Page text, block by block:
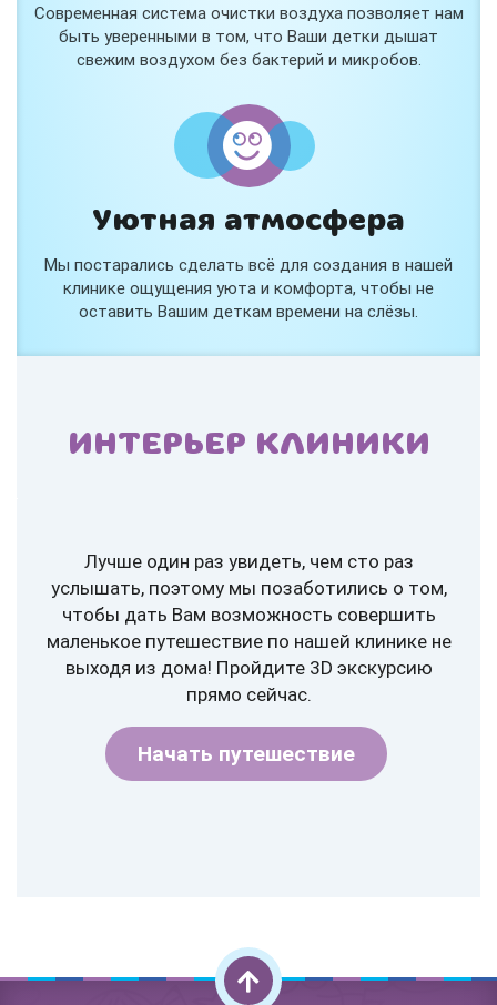
Современная система очистки воздуха позволяет нам
быть уверенными в том, что Ваши детки дышат
свежим воздухом без бактерий и микробов.
Уютная атмосфера
Мы постарались сделать всё для создания в нашей
клинике ощущения уюта и комфорта, чтобы не
оставить Вашим деткам времени на слёзы.
ИНТЕРЬЕР КЛИНИКИ
Лучше один раз увидеть, чем сто раз
услышать, поэтому мы позаботились о том,
чтобы дать Вам возможность совершить
маленькое путешествие по нашей клинике не
выходя из дома! Пройдите 3D экскурсию
прямо сейчас.
Начать путешествие